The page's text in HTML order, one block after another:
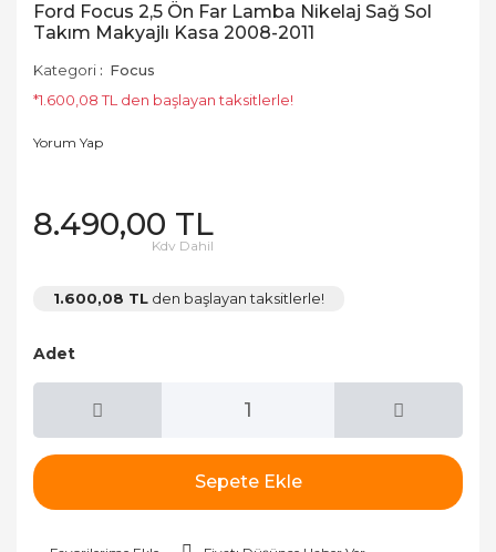
Ford Focus 2,5 Ön Far Lamba Nikelaj Sağ Sol
Takım Makyajlı Kasa 2008-2011
Kategori
Focus
*1.600,08 TL den başlayan taksitlerle!
Yorum Yap
8.490,00 TL
Kdv Dahil
1.600,08 TL den başlayan taksitlerle!
Adet
Sepete Ekle